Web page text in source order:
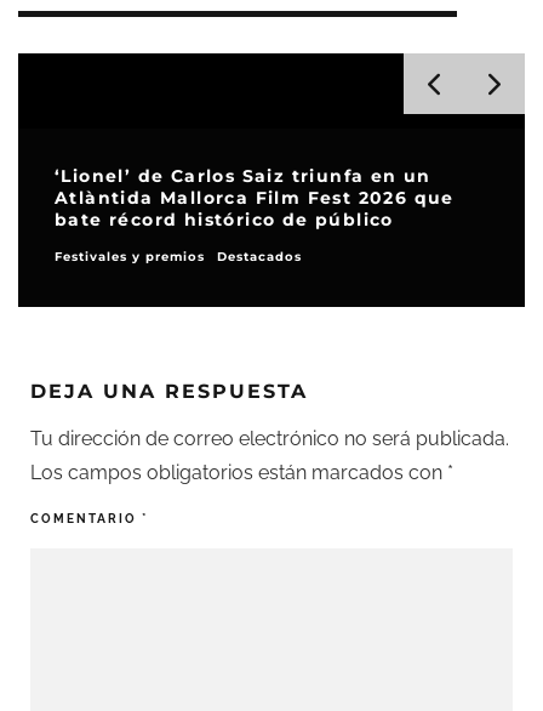
‘Lionel’ de Carlos Saiz triunfa en un
Atlàntida Mallorca Film Fest 2026 que
bate récord histórico de público
Festivales y premios Destacados
DEJA UNA RESPUESTA
Tu dirección de correo electrónico no será publicada.
Los campos obligatorios están marcados con *
COMENTARIO *